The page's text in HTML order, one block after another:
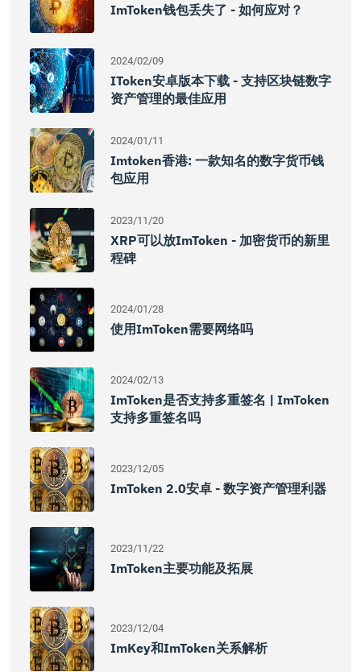
ImToken钱包丢失了 - 如何应对？
2024/02/09
IToken安卓版本下载 - 支持区块链数字
资产管理的最佳应用
2024/01/11
Imtoken香港: 一款知名的数字货币钱
包应用
2023/11/20
XRP可以放imToken - 加密货币的新里
程碑
2024/01/28
使用imToken需要网络吗
2024/02/13
ImToken是否支持多重签名 | ImToken
支持多重签名吗
2023/12/05
ImToken 2.0安卓 - 数字资产管理利器
2023/11/22
ImToken主要功能及拓展
2023/12/04
ImKey和imToken关系解析